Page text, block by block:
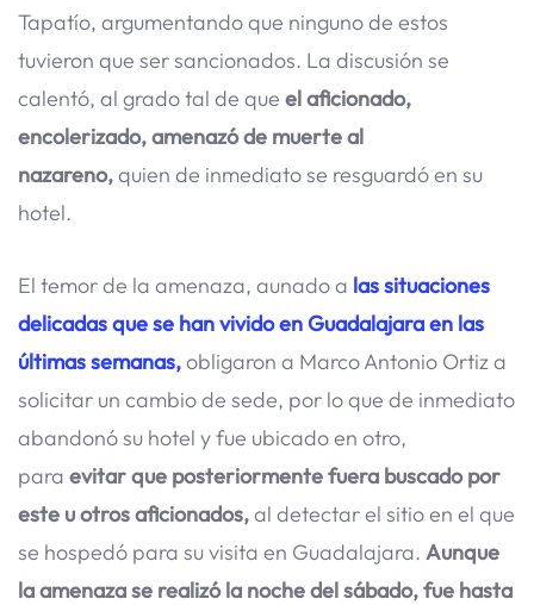
Tapatío, argumentando que ninguno de estos
tuvieron que ser sancionados. La discusión se
calentó, al grado tal de que el aficionado,
encolerizado, amenazó de muerte al
nazareno,quien de inmediato se resguardó en su
hotel.
El temor de la amenaza, aunado a las situaciones
delicadas que se han vivido en Guadalajara en las
últimas semanas,obligaron a Marco Antonio Ortiz a
solicitar un cambio de sede, por lo que de inmediato
abandonó su hotel y fue ubicado en otro,
para evitar que posteriormente fuera buscado por
este u otros aficionados,al detectar el sitio en el que
se hospedó para su visita en Guadalajara. Aunque
la amenaza se realizó la noche del sábado, fue hasta